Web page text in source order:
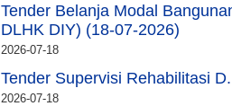
Tender Belanja Modal
DLHK DIY) (18-07-2026)
2026-07-18
Tender Supervisi Rehabilitasi
2026-07-18